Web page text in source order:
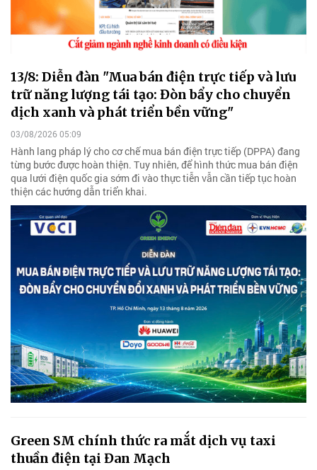
13/8: Diễn đàn "Mua bán điện trực tiếp và lưu
trữ năng lượng tái tạo: Đòn bẩy cho chuyển
dịch xanh và phát triển bền vững"
03/08/2026 05:09
Hành lang pháp lý cho cơ chế mua bán điện trực tiếp (DPPA) đang
từng bước được hoàn thiện. Tuy nhiên, để hình thức mua bán điện
qua lưới điện quốc gia sớm đi vào thực tiễn vẫn cần tiếp tục hoàn
thiện các hướng dẫn triển khai.
Green SM chính thức ra mắt dịch vụ taxi
thuần điện tại Đan Mạch